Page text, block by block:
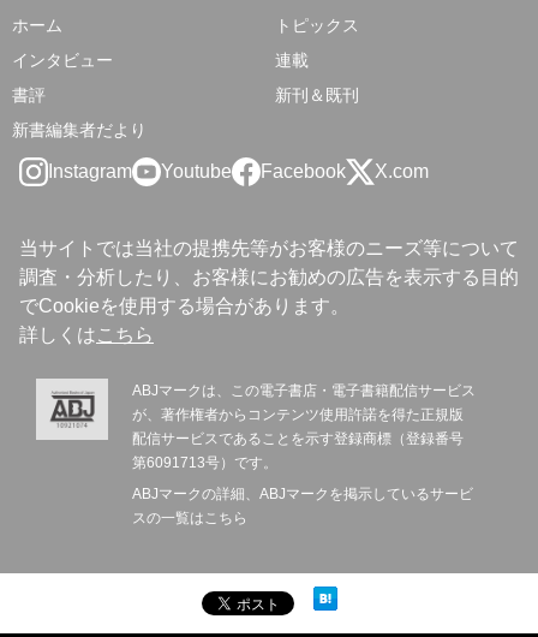
ホーム
トピックス
インタビュー
連載
書評
新刊＆既刊
新書編集者だより
Instagram Youtube Facebook X.com
当サイトでは当社の提携先等がお客様のニーズ等について
調査・分析したり、お客様にお勧めの広告を表示する目的
でCookieを使用する場合があります。
詳しくはこちら
ABJマークは、この電子書店・電子書籍配信サービス
が、著作権者からコンテンツ使用許諾を得た正規版
配信サービスであることを示す登録商標（登録番号
第6091713号）です。
ABJマークの詳細、ABJマークを掲示しているサービ
スの一覧はこちら